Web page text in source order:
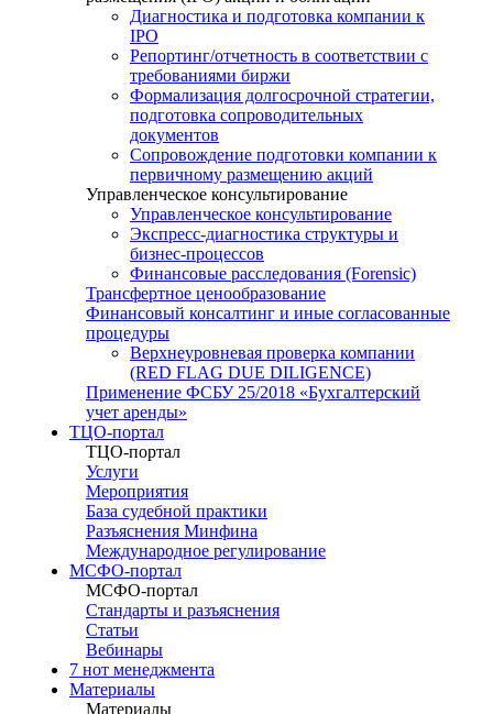
Диагностика и подготовка компании к
IPO
Репортинг/отчетность в соответствии с
требованиями биржи
Формализация долгосрочной стратегии,
подготовка сопроводительных
документов
Сопровождение подготовки компании к
первичному размещению акций
Управленческое консультирование
Управленческое консультирование
Экспресс-диагностика структуры и
бизнес-процессов
Финансовые расследования (Forensic)
Трансфертное ценообразование
Финансовый консалтинг и иные согласованные
процедуры
Верхнеуровневая проверка компании
(RED FLAG DUE DILIGENCE)
Применение ФСБУ 25/2018 «Бухгалтерский
учет аренды»
ТЦО-портал
ТЦО-портал
Услуги
Мероприятия
База судебной практики
Разъяснения Минфина
Международное регулирование
МСФО-портал
МСФО-портал
Стандарты и разъяснения
Статьи
Вебинары
7 нот менеджмента
Материалы
Материалы